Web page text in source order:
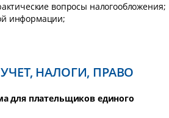
вопросы налогообложения;
информации;
НАЛОГИ, ПРАВО
для плательщиков единого